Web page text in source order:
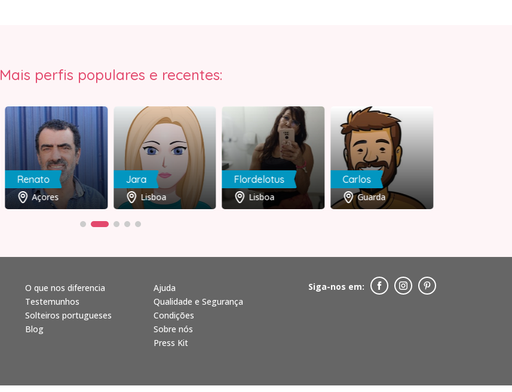
Mais perfis populares e recentes:
Renato
Açores
Jara
Lisboa
Flordelotus
Lisboa
Carlos
Guarda
O que nos diferencia
Testemunhos
Solteiros portugueses
Blog
Ajuda
Qualidade e Segurança
Condições
Sobre nós
Press Kit
Siga-nos em: